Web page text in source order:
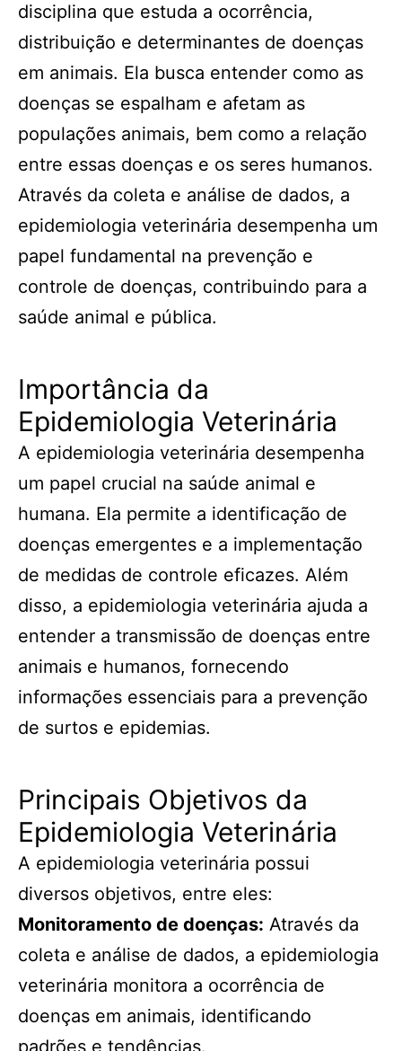
disciplina que estuda a ocorrência,
distribuição e determinantes de doenças
em animais. Ela busca entender como as
doenças se espalham e afetam as
populações animais, bem como a relação
entre essas doenças e os seres humanos.
Através da coleta e análise de dados, a
epidemiologia veterinária desempenha um
papel fundamental na prevenção e
controle de doenças, contribuindo para a
saúde animal e pública.
Importância da
Epidemiologia Veterinária
A epidemiologia veterinária desempenha
um papel crucial na saúde animal e
humana. Ela permite a identificação de
doenças emergentes e a implementação
de medidas de controle eficazes. Além
disso, a epidemiologia veterinária ajuda a
entender a transmissão de doenças entre
animais e humanos, fornecendo
informações essenciais para a prevenção
de surtos e epidemias.
Principais Objetivos da
Epidemiologia Veterinária
A epidemiologia veterinária possui
diversos objetivos, entre eles:
Monitoramento de doenças: Através da
coleta e análise de dados, a epidemiologia
veterinária monitora a ocorrência de
doenças em animais, identificando
padrões e tendências.